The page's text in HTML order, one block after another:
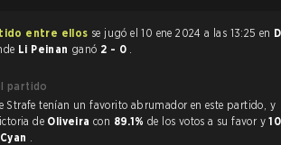
entre ellos se jugó el 10 ene 2024 a las 13:25 en
Li Peinan ganó 2 - 0 .
partido
en este partido, y
de Oliveira con 89.1% de los votos a su favor y
Cyan .